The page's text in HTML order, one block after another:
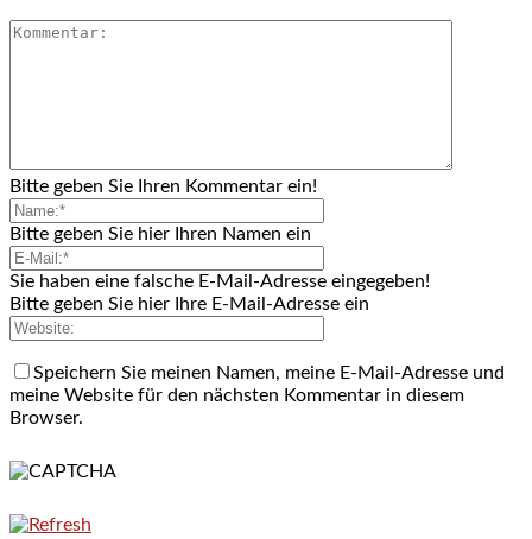
Bitte geben Sie Ihren Kommentar ein!
Bitte geben Sie hier Ihren Namen ein
Sie haben eine falsche E-Mail-Adresse eingegeben!
Bitte geben Sie hier Ihre E-Mail-Adresse ein
Speichern Sie meinen Namen, meine E-Mail-Adresse und
meine Website für den nächsten Kommentar in diesem
Browser.